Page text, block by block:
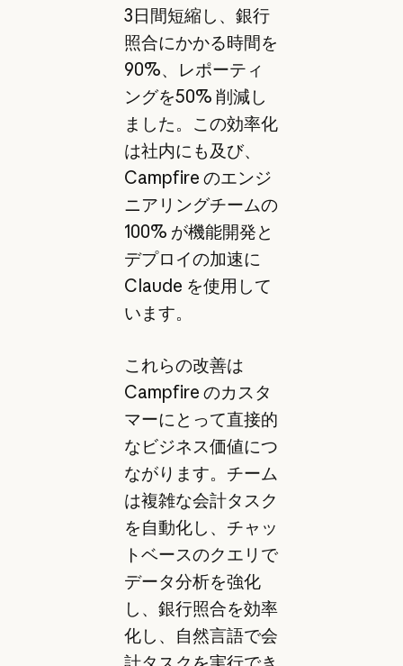
3日間短縮し、銀行
照合にかかる時間を
90%、レポーティ
ングを50% 削減し
ました。この効率化
は社内にも及び、
Campfire のエンジ
ニアリングチームの
100% が機能開発と
デプロイの加速に
Claude を使用して
います。
これらの改善は
Campfire のカスタ
マーにとって直接的
なビジネス価値につ
ながります。チーム
は複雑な会計タスク
を自動化し、チャッ
トベースのクエリで
データ分析を強化
し、銀行照合を効率
化し、自然言語で会